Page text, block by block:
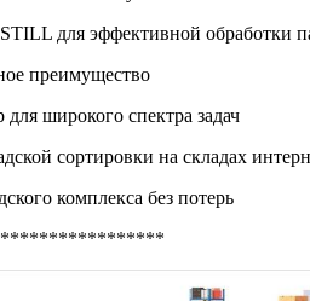
для эффективной обработки
преимущество
широкого спектра задач
сортировки на складах
комплекса без потерь